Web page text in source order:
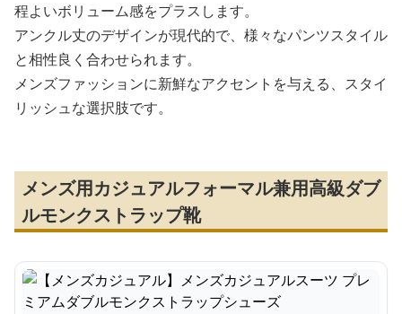
程よいボリューム感をプラスします。
アンクル丈のデザインが現代的で、様々なパンツスタイル
と相性良く合わせられます。
メンズファッションに新鮮なアクセントを与える、スタイ
リッシュな選択肢です。
メンズ用カジュアルフォーマル兼用高級ダブ
ルモンクストラップ靴